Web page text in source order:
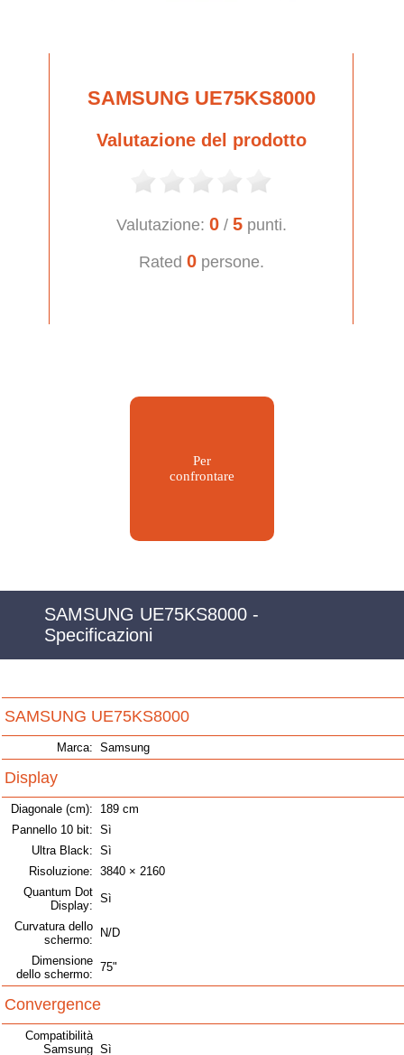
SAMSUNG UE75KS8000
Valutazione del prodotto
Valutazione: 0/ 5punti.
Rated 0persone.
Per
confrontare
SAMSUNG UE75KS8000 -
Specificazioni
SAMSUNG UE75KS8000
Marca: Samsung
Display
Diagonale (cm):
189 cm
Pannello 10 bit: Sì
Ultra Black: Sì
Risoluzione: 3840 × 2160
Quantum Dot
Display:
Sì
Curvatura dello
schermo:
N/D
Dimensione
dello schermo:
75"
Convergence
Compatibilità
Samsung Sì